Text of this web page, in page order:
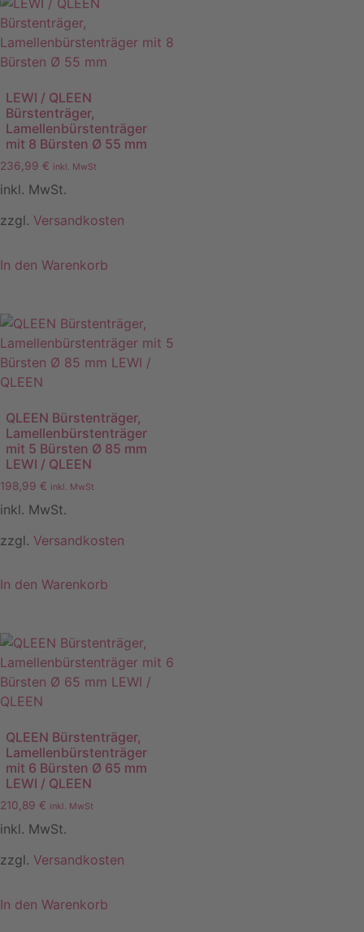
LEWI / QLEEN
Bürstenträger,
Lamellenbürstenträger
mit 8 Bürsten Ø 55 mm
236,99 € inkl. MwSt
inkl. MwSt.
zzgl. Versandkosten
In den Warenkorb
QLEEN Bürstenträger,
Lamellenbürstenträger
mit 5 Bürsten Ø 85 mm
LEWI / QLEEN
198,99 € inkl. MwSt
inkl. MwSt.
zzgl. Versandkosten
In den Warenkorb
QLEEN Bürstenträger,
Lamellenbürstenträger
mit 6 Bürsten Ø 65 mm
LEWI / QLEEN
210,89 € inkl. MwSt
inkl. MwSt.
zzgl. Versandkosten
In den Warenkorb